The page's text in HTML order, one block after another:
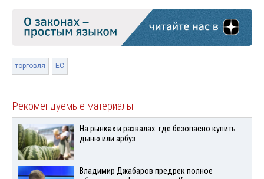
торговля ЕС
Рекомендуемые материалы
На рынках и развалах: где безопасно купить
дыню или арбуз
Владимир Джабаров предрек полное